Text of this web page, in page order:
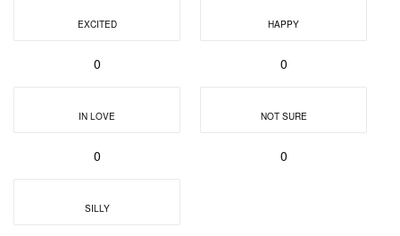
EXCITED
0
HAPPY
0
IN LOVE
0
NOT SURE
0
SILLY